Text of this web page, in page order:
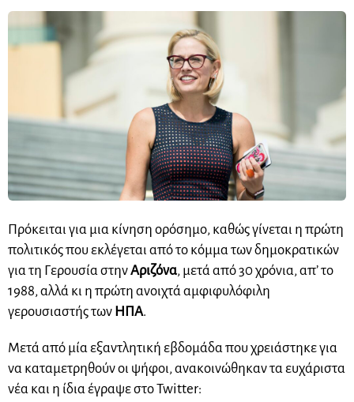
Πρόκειται για μια κίνηση ορόσημο, καθώς γίνεται η πρώτη
πολιτικός που εκλέγεται από το κόμμα των δημοκρατικών
για τη Γερουσία στηνΑριζόνα, μετά από 30 χρόνια, απ’ το
1988, αλλά κι η πρώτη ανοιχτά αμφιφυλόφιλη
γερουσιαστής των ΗΠΑ.
Μετά από μία εξαντλητική εβδομάδα που χρειάστηκε για
να καταμετρηθούν οι ψήφοι, ανακοινώθηκαν τα ευχάριστα
νέα και η ίδια έγραψε στο Twitter: